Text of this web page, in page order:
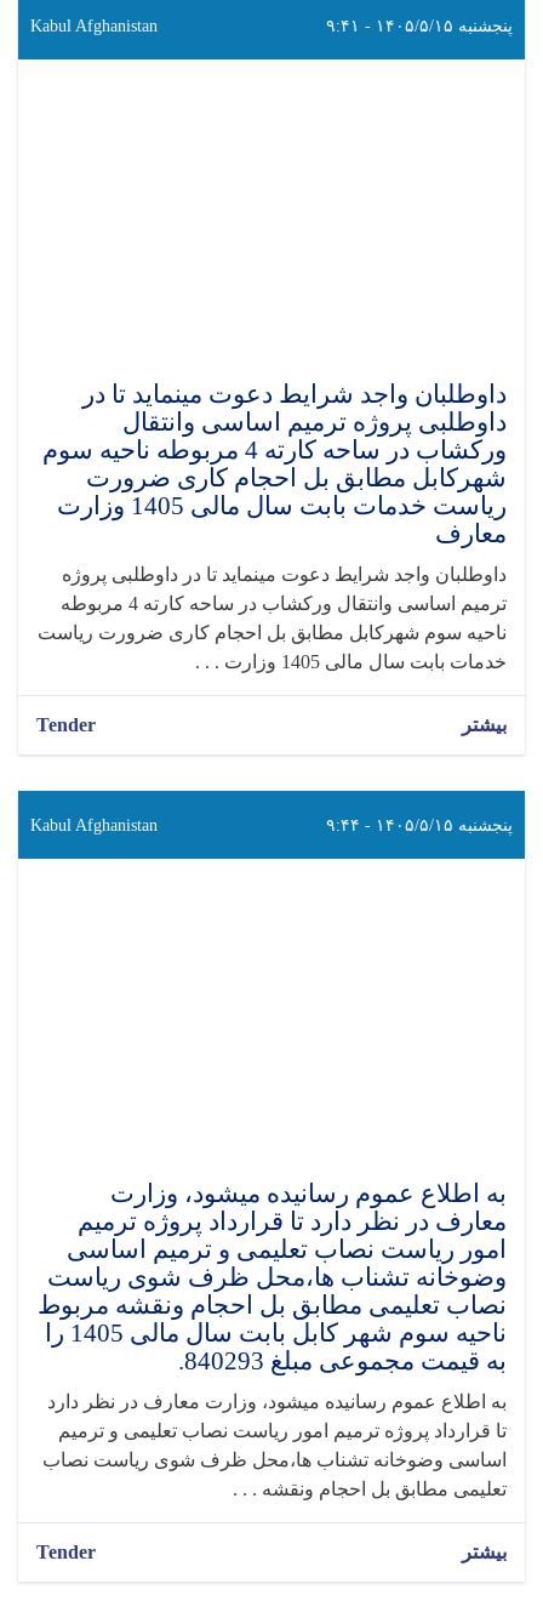
پنجشنبه ۱۴۰۵/۵/۱۵ - ۹:۴۱ Kabul Afghanistan
داوطلبان واجد شرایط دعوت مینماید تا در
داوطلبی پروژه ترمیم اساسی وانتقال
ورکشاب در ساحه کارته 4 مربوطه ناحیه سوم
شهرکابل مطابق بل احجام کاری ضرورت
ریاست خدمات بابت سال مالی 1405 وزارت
معارف
داوطلبان واجد شرایط دعوت مینماید تا در داوطلبی پروژه
ترمیم اساسی وانتقال ورکشاب در ساحه کارته 4 مربوطه
ناحیه سوم شهرکابل مطابق بل احجام کاری ضرورت ریاست
خدمات بابت سال مالی 1405 وزارت . . .
بیشتر Tender
پنجشنبه ۱۴۰۵/۵/۱۵ - ۹:۴۴ Kabul Afghanistan
به اطلاع عموم رسانیده میشود، وزارت
معارف در نظر دارد تا قرارداد پروژه ترمیم
امور ریاست نصاب تعلیمی و ترمیم اساسی
وضوخانه تشناب ها،محل ظرف شوی ریاست
نصاب تعلیمی مطابق بل احجام ونقشه مربوط
ناحیه سوم شهر کابل بابت سال مالی 1405 را
به قیمت مجموعی مبلغ 840293.
به اطلاع عموم رسانیده میشود، وزارت معارف در نظر دارد
تا قرارداد پروژه ترمیم امور ریاست نصاب تعلیمی و ترمیم
اساسی وضوخانه تشناب ها،محل ظرف شوی ریاست نصاب
تعلیمی مطابق بل احجام ونقشه . . .
بیشتر Tender